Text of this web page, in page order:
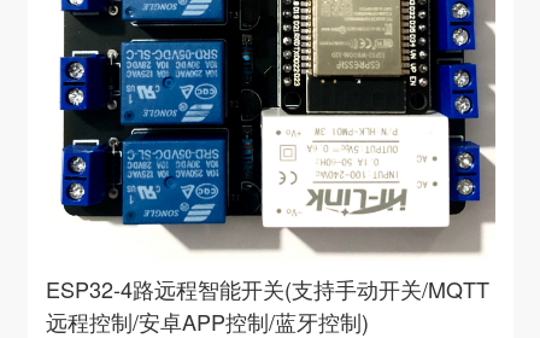
ESP32-4路远程智能开关(支持手动开关/MQTT
远程控制/安卓APP控制/蓝牙控制)